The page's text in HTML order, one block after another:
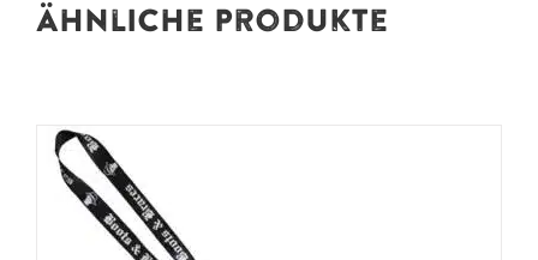
Ähnliche Produkte